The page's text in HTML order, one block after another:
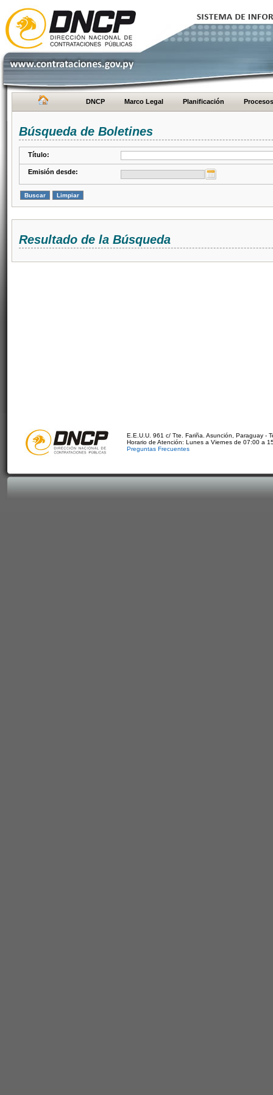
DNCP Marco Legal Planificación Procesos
Búsqueda de Boletines
Título:
Emisión desde:
Resultado de la Búsqueda
E.E.U.U. 961 c/ Tte. Fariña. Asunción, Paraguay -
Horario de Atención: Lunes a Viernes de 07:00 a
Preguntas Frecuentes